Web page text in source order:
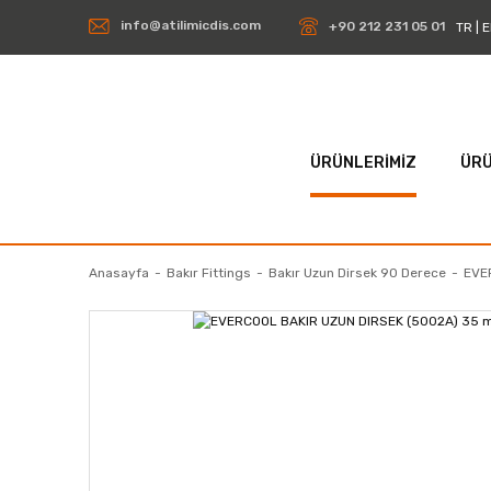
info@atilimicdis.com +90 212 231 05 01 TR
ÜRÜNLERİMİZ
Anasayfa Bakır Fittings Bakır Uzun Dirsek 90 Derece